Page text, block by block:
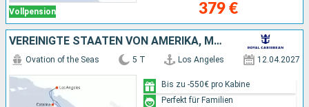
Vollpension 379 €
VEREINIGTE STAATEN VON AMERIKA, MEXIKO
Ovation of the Seas 5 T Los Angeles 12.04.2027
Bis zu -550€ pro Kabine
Perfekt für Familien